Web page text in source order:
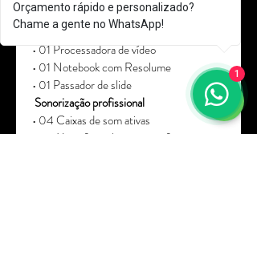
• Painel de LED P3 – formato 5x3
• Estrutura Q15
• 01 Processadora de vídeo
• 01 Notebook com Resolume
• 01 Passador de slide
Sonorização profissional
• 04 Caixas de som ativas
• 03 Microfones bastão sem fio
Orçamento rápido e personalizado?
Chame a gente no WhatsApp!
1